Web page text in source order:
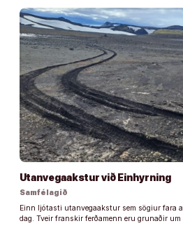
Utanvegaakstur við Einhyrning
Samfélagið
Einn ljótasti utanvegaakstur sem sögiur fara
dag. Tveir franskir ferðamenn eru grunaðir